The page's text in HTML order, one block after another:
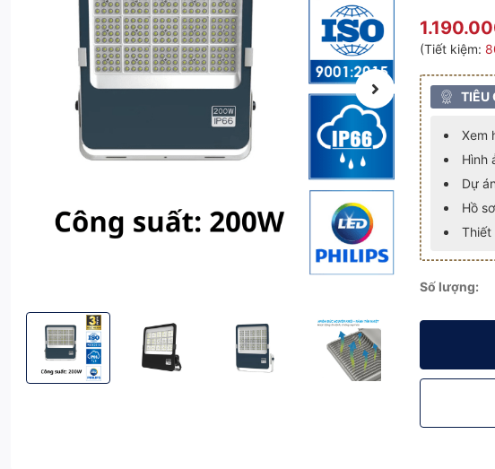
Đèn Pha LED Điện 200W Siêu Sáng KITAWA - AC.DP06.200
Đèn Pha LED Điện 200W Siêu Sáng KITAWA - AC.DP06.200
Đèn Pha LED Điện 200W Siêu Sáng KITAWA -
Đèn Pha LED Điện 200W Siêu
Đèn Pha LED
(Tiết kiệm:
TIÊU
Xem
Hình
Dự
Hồ
Thiết
Số lượng: